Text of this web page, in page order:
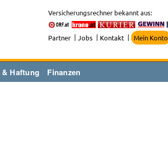
Versicherungsrechner bekannt aus:
Partner Jobs Kontakt Mein Konto
& Haftung Finanzen